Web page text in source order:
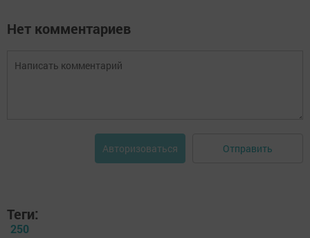
Нет комментариев
Авторизоваться Отправить
Теги:
250